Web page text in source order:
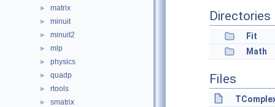
► matrix
► minuit
► minuit2
► mlp
► physics
► quadp
► rtools
► smatrix
Directories
Fit
Math
Files